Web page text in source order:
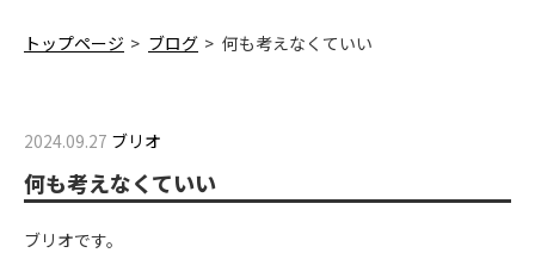
トップページ ブログ 何も考えなくていい
2024.09.27 ブリオ
何も考えなくていい
ブリオです。